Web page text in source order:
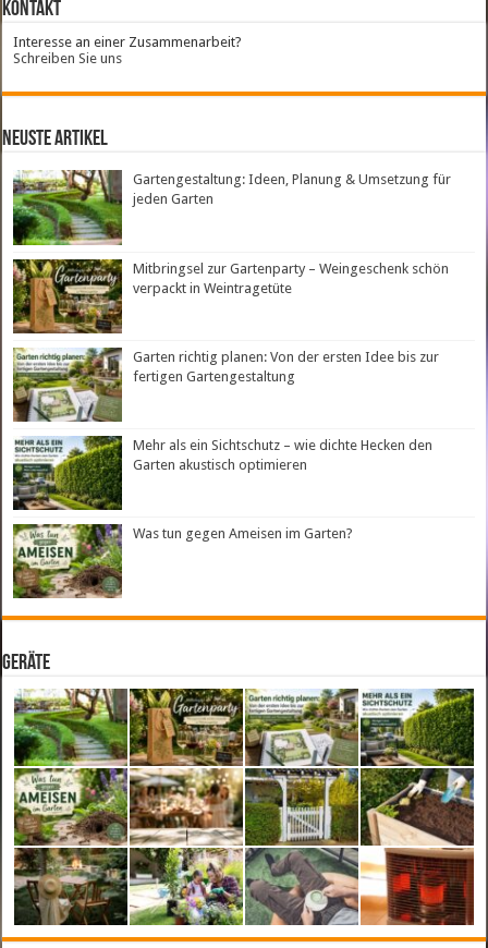
Kontakt
Interesse an einer Zusammenarbeit?
Schreiben Sie uns
neuste Artikel
Gartengestaltung: Ideen, Planung & Umsetzung für
jeden Garten
Mitbringsel zur Gartenparty – Weingeschenk schön
verpackt in Weintragetüte
Garten richtig planen: Von der ersten Idee bis zur
fertigen Gartengestaltung
Mehr als ein Sichtschutz – wie dichte Hecken den
Garten akustisch optimieren
Was tun gegen Ameisen im Garten?
Geräte